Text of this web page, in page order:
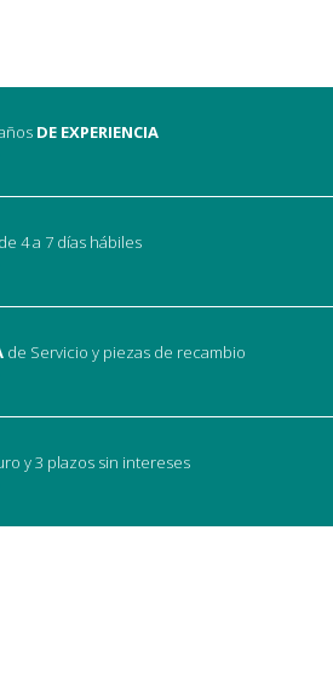
DE EXPERIENCIA
de 4 a 7 días hábiles
de Servicioy piezas de recambio
y 3 plazos sin intereses